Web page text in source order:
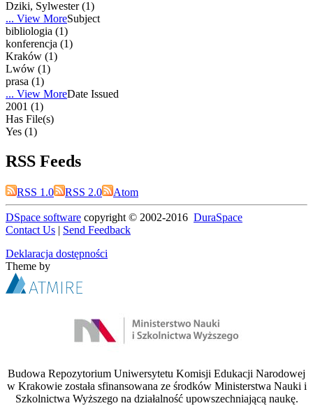
Dziki, Sylwester (1)
... View MoreSubject
bibliologia (1)
konferencja (1)
Kraków (1)
Lwów (1)
prasa (1)
... View MoreDate Issued
2001 (1)
Has File(s)
Yes (1)
RSS Feeds
RSS 1.0 RSS 2.0 Atom
DSpace software copyright © 2002-2016 DuraSpace
Contact Us | Send Feedback
Deklaracja dostępności
Theme by
Budowa Repozytorium Uniwersytetu Komisji Edukacji Narodowej
w Krakowie została sfinansowana ze środków Ministerstwa Nauki i
Szkolnictwa Wyższego na działalność upowszechniającą naukę.